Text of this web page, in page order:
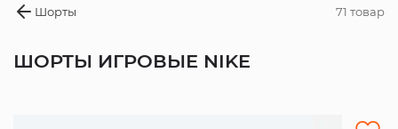
Шорты 71 товар
ШОРТЫ ИГРОВЫЕ NIKE